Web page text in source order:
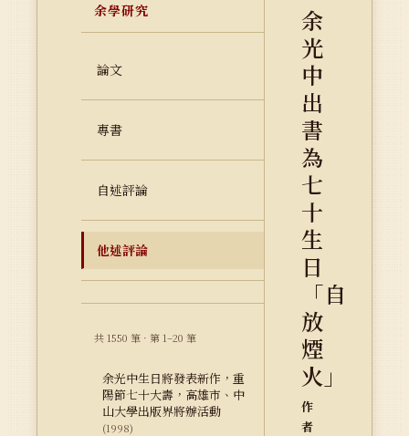
余學研究
論文
專書
自述評論
他述評論
共 1550 筆 · 第 1–20 筆
余光中生日將發表新作，重
陽節七十大壽，高雄市、中
山大學出版界將辦活動
(1998)
余
光
中
出
書
為
七
十
生
日
「自
放
煙
火」
作
者